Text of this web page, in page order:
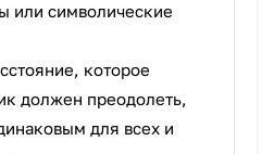
или символические
которое
должен преодолеть,
для всех и